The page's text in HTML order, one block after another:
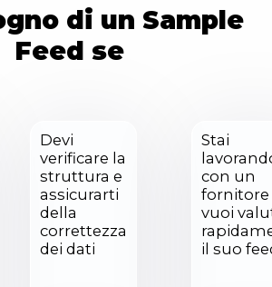
di un Sample
Feed se
Devi
verificare la
struttura e
assicurarti
della
correttezza
dei dati
Stai
con un
fornitore
vuoi
il suo